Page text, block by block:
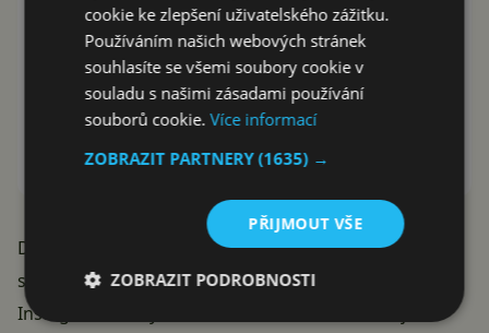
Instagram
Instagram
Google Play
Dnes odstraňujeme stovky účtů, které jsou propojené
s členy fóra OGUsers.“ Obtěžují a poškozují komunitu
Instagramu a my budeme nadále dělat vše, co je v
cookie ke zlepšení uživatelského zážitku.
Používáním našich webových stránek
souhlasíte se všemi soubory cookie v
souladu s našimi zásadami používání
souborů cookie.Více informací
ZOBRAZIT PARTNERY(1635) →
PŘIJMOUT VŠE
ZOBRAZIT PODROBNOSTI